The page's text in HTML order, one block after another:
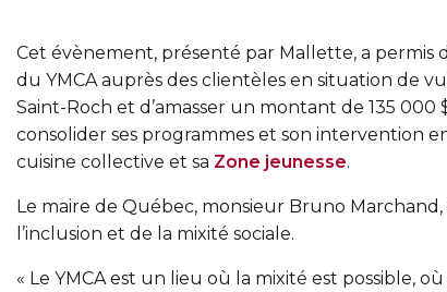
Cet évènement, présenté par Mallette, a
du YMCA auprès des clientèles en situation de
Saint-Roch et d’amasser un montant de 135
consolider ses programmes et son intervention
cuisine collective et sa Zone jeunesse.
Le maire de Québec, monsieur Bruno
l’inclusion et de la mixité sociale.
« Le YMCA est un lieu où la mixité est possible,